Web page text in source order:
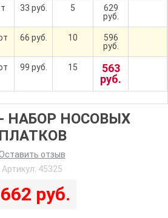
33 руб. 5
629
руб.
66 руб. 10
596
руб.
99 руб. 15
563
руб.
НАБОР НОСОВЫХ
ПЛАТКОВ
отзыв
Артикул: 45325
662 руб.